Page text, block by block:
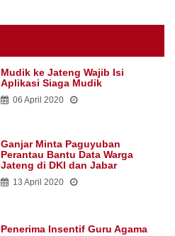
Mudik ke Jateng Wajib Isi
Aplikasi Siaga Mudik
06 April 2020
Ganjar Minta Paguyuban
Perantau Bantu Data Warga
Jateng di DKI dan Jabar
13 April 2020
Penerima Insentif Guru Agama